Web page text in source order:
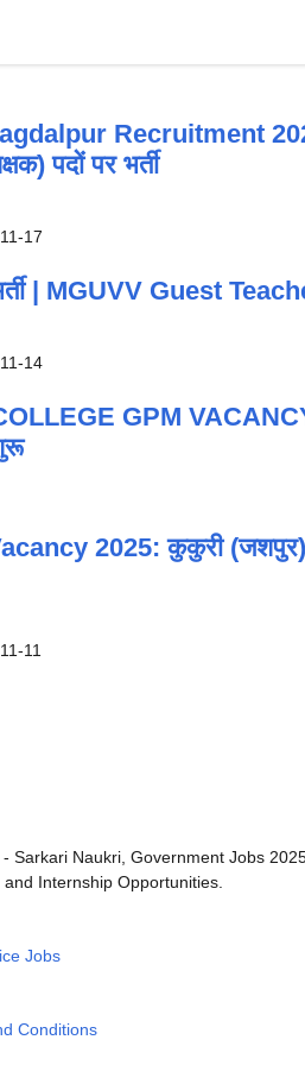
Recruitment
पदों पर भर्ती
17
भर्ती | MGUVV Guest
14
GPM
2025: कुकुरी (जशपुर)
11
Sarkari Naukri, Government Jobs
Internship Opportunities.
Jobs
Conditions